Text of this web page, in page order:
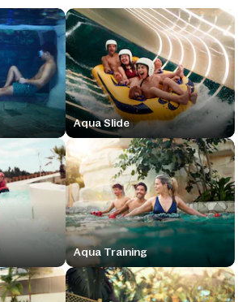
Aqua Slide
Aqua Training